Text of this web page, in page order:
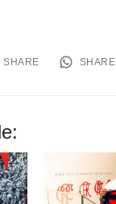
SHARE SHARE